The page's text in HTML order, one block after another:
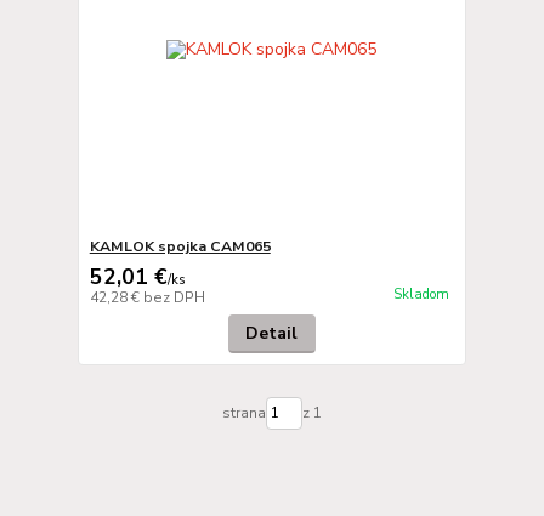
KAMLOK spojka CAM065
52,01 €/ks
42,28 € bez DPH Skladom
Detail
strana z 1